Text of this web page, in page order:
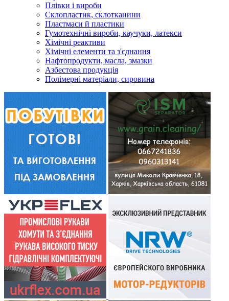
Плівки і вироби
Склопластик, склотканини
Пластмаси й пластики
Гумотехнічні вироби, каучуки, латекси
Хімічні реактиви
Хімічні елементи та з'єднання
Нафтопродукти, масла, змазки
Азбестова продукція
Полімерні матеріали, сировина